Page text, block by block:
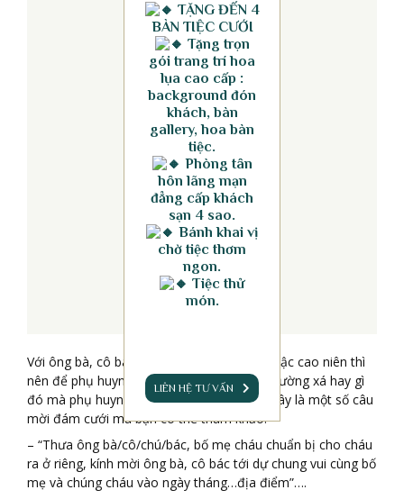
TẶNG ĐẾN 4
BÀN TIỆC CƯỚI
Tặng trọn
gói trang trí hoa
lụa cao cấp :
background đón
khách, bàn
gallery, hoa bàn
tiệc.
Phòng tân
hôn lãng mạn
đẳng cấp khách
sạn 4 sao.
Bánh khai vị
chờ tiệc thơm
ngon.
Tiệc thử
món.
LIÊN HỆ TƯ VẤN
Với ông bà, cô bác: thông thường, với các bậc cao niên thì
nên để phụ huynh mời, tuy nhiên, vì lý do đường xá hay gì
đó mà phụ huynh không mời được. Dưới đây là một số câu
mời đám cưới mà bạn có thể tham khảo:
– “Thưa ông bà/cô/chú/bác, bố mẹ cháu chuẩn bị cho cháu
ra ở riêng, kính mời ông bà, cô bác tới dự chung vui cùng bố
mẹ và chúng cháu vào ngày tháng…địa điểm”….